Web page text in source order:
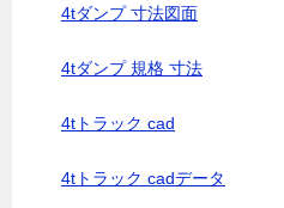
4tダンプ 寸法図面
4tダンプ 規格 寸法
4tトラック cad
4tトラック cadデータ